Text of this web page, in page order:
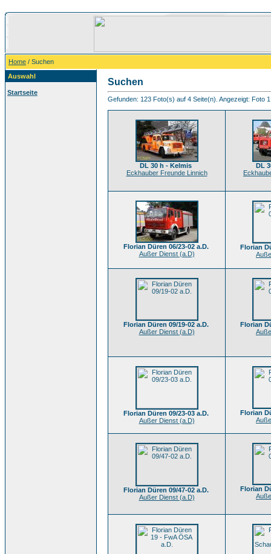
Home / Suchen
Auswahl
Startseite
Suchen
Gefunden: 123 Foto(s) auf 4 Seite(n). Angezeigt: Foto
DL 30 h - Kelmis
Eckhauber Freunde Linnich
DL
Florian Düren 06/23-02 a.D.
Außer Dienst (a.D)
Florian
Florian Düren 09/19-02 a.D.
Außer Dienst (a.D)
Florian
Florian Düren 09/23-03 a.D.
Außer Dienst (a.D)
Florian
Florian Düren 09/47-02 a.D.
Außer Dienst (a.D)
Florian